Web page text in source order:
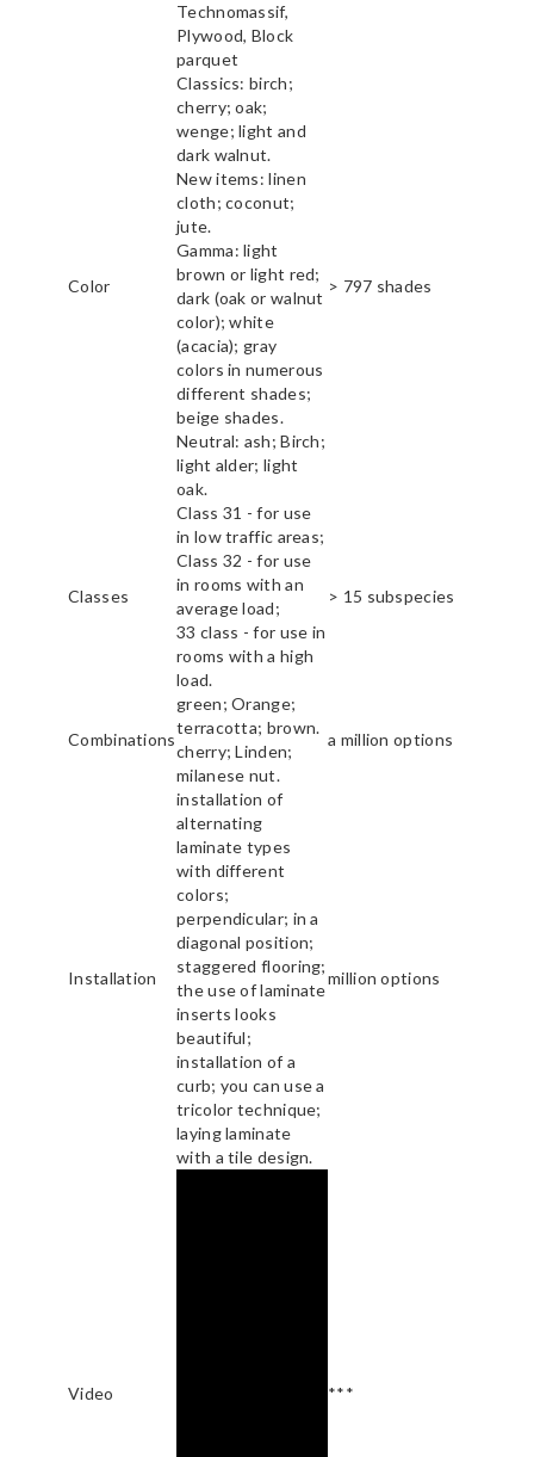
Technomassif,
Plywood, Block
parquet
Color
Classics: birch;
cherry; oak;
wenge; light and
dark walnut.
New items: linen
cloth; coconut;
jute.
Gamma: light
brown or light red;
dark (oak or walnut
color); white
(acacia); gray
colors in numerous
different shades;
beige shades.
Neutral: ash; Birch;
light alder; light
oak.
> 797 shades
Classes
Class 31 - for use
in low traffic areas;
Class 32 - for use
in rooms with an
average load;
33 class - for use in
rooms with a high
load.
> 15 subspecies
Combinations
green; Orange;
terracotta; brown.
cherry; Linden;
milanese nut.
a million options
Installation
installation of
alternating
laminate types
with different
colors;
perpendicular; in a
diagonal position;
staggered flooring;
the use of laminate
inserts looks
beautiful;
installation of a
curb; you can use a
tricolor technique;
laying laminate
with a tile design.
million options
Video ***